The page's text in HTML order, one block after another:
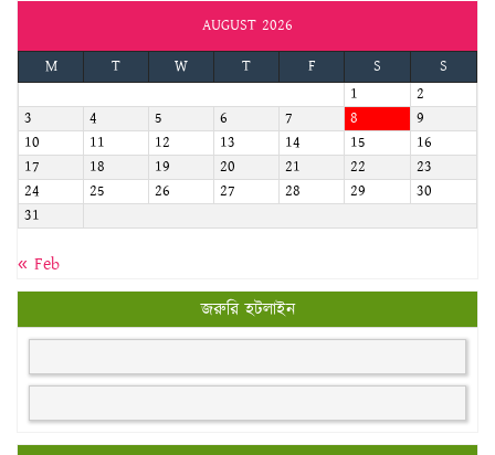
AUGUST 2026
M
T W T F S
S
1
2
3
4 5 6 7 8
9
10
11 12 13 14 15
16
17
18 19 20 21 22
23
24
25 26 27 28 29
30
31
« Feb
জরুরি হটলাইন